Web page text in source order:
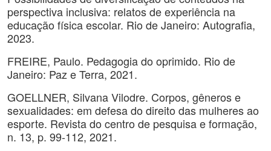
perspectiva inclusiva: relatos de experiência na
educação física escolar. Rio de Janeiro: Autografia,
2023.
FREIRE, Paulo. Pedagogia do oprimido. Rio de
Janeiro: Paz e Terra, 2021.
GOELLNER, Silvana Vilodre. Corpos, gêneros e
sexualidades: em defesa do direito das mulheres ao
esporte. Revista do centro de pesquisa e formação,
n. 13, p. 99-112, 2021.